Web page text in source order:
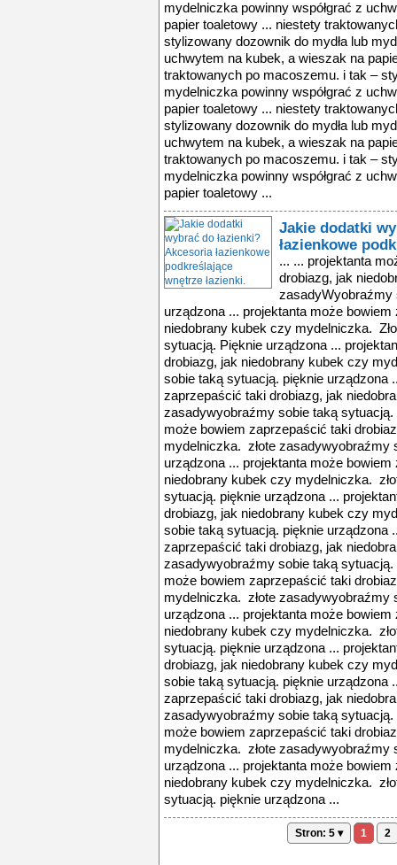
mydelniczka powinny współgrać z
papier toaletowy ... niestety
stylizowany dozownik do mydła lub
uchwytem na kubek, a wieszak na
traktowanych po macoszemu. i tak –
mydelniczka powinny współgrać z
papier toaletowy ... niestety
stylizowany dozownik do mydła lub
uchwytem na kubek, a wieszak na
traktowanych po macoszemu. i tak –
mydelniczka powinny współgrać z
papier toaletowy ...
Jakie dodatki
łazienkowe
... ... projektanta
drobiazg, jak
zasadyWyobraźmy
urządzona ... projektanta może
niedobrany kubek czy mydelniczka.
sytuacją. Pięknie urządzona ...
drobiazg, jak niedobrany kubek czy
sobie taką sytuacją. pięknie urządzona
zaprzepaścić taki drobiazg, jak
zasadywyobraźmy sobie taką
może bowiem zaprzepaścić taki
mydelniczka. złote zasadywyobraźmy
urządzona ... projektanta może
niedobrany kubek czy mydelniczka.
sytuacją. pięknie urządzona ...
drobiazg, jak niedobrany kubek czy
sobie taką sytuacją. pięknie urządzona
zaprzepaścić taki drobiazg, jak
zasadywyobraźmy sobie taką
może bowiem zaprzepaścić taki
mydelniczka. złote zasadywyobraźmy
urządzona ... projektanta może
niedobrany kubek czy mydelniczka.
sytuacją. pięknie urządzona ...
drobiazg, jak niedobrany kubek czy
sobie taką sytuacją. pięknie urządzona
zaprzepaścić taki drobiazg, jak
zasadywyobraźmy sobie taką
może bowiem zaprzepaścić taki
mydelniczka. złote zasadywyobraźmy
urządzona ... projektanta może
niedobrany kubek czy mydelniczka.
sytuacją. pięknie urządzona ...
Stron: 5 ▾ 1 2